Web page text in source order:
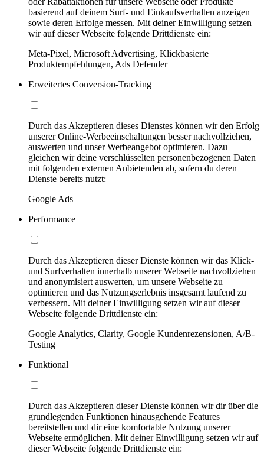
basierend auf deinem Surf- und Einkaufsverhalten anzeigen
sowie deren Erfolge messen. Mit deiner Einwilligung setzen
wir auf dieser Webseite folgende Drittdienste ein:
Meta-Pixel, Microsoft Advertising, Klickbasierte
Produktempfehlungen, Ads Defender
Erweitertes Conversion-Tracking
Durch das Akzeptieren dieses Dienstes können wir den Erfolg
unserer Online-Werbeeinschaltungen besser nachvollziehen,
auswerten und unser Werbeangebot optimieren. Dazu
gleichen wir deine verschlüsselten personenbezogenen Daten
mit folgenden externen Anbietenden ab, sofern du deren
Dienste bereits nutzt:
Google Ads
Performance
Durch das Akzeptieren dieser Dienste können wir das Klick-
und Surfverhalten innerhalb unserer Webseite nachvollziehen
und anonymisiert auswerten, um unsere Webseite zu
optimieren und das Nutzungserlebnis insgesamt laufend zu
verbessern. Mit deiner Einwilligung setzen wir auf dieser
Webseite folgende Drittdienste ein:
Google Analytics, Clarity, Google Kundenrezensionen, A/B-
Testing
Funktional
Durch das Akzeptieren dieser Dienste können wir dir über die
grundlegenden Funktionen hinausgehende Features
bereitstellen und dir eine komfortable Nutzung unserer
Webseite ermöglichen. Mit deiner Einwilligung setzen wir auf
dieser Webseite folgende Drittdienste ein: